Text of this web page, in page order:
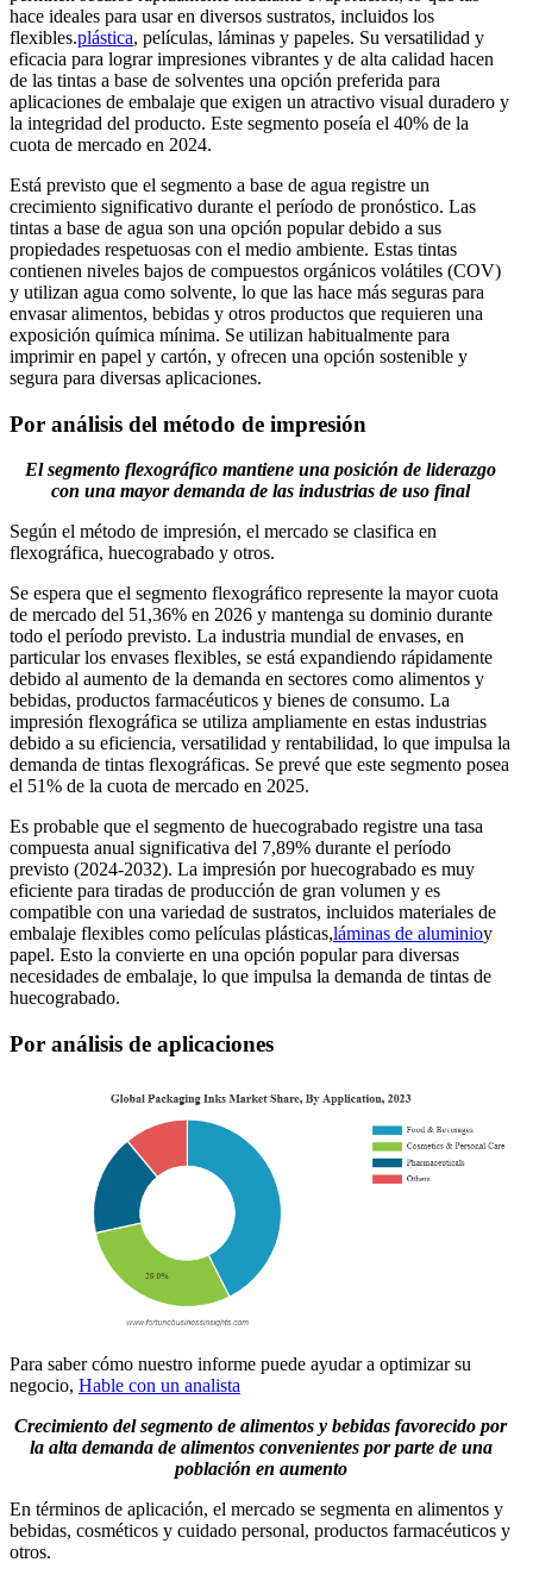
hace ideales para usar en diversos sustratos, incluidos los
flexibles.plástica, películas, láminas y papeles. Su versatilidad y
eficacia para lograr impresiones vibrantes y de alta calidad hacen
de las tintas a base de solventes una opción preferida para
aplicaciones de embalaje que exigen un atractivo visual duradero y
la integridad del producto. Este segmento poseía el 40% de la
cuota de mercado en 2024.
Está previsto que el segmento a base de agua registre un
crecimiento significativo durante el período de pronóstico. Las
tintas a base de agua son una opción popular debido a sus
propiedades respetuosas con el medio ambiente. Estas tintas
contienen niveles bajos de compuestos orgánicos volátiles (COV)
y utilizan agua como solvente, lo que las hace más seguras para
envasar alimentos, bebidas y otros productos que requieren una
exposición química mínima. Se utilizan habitualmente para
imprimir en papel y cartón, y ofrecen una opción sostenible y
segura para diversas aplicaciones.
Por análisis del método de impresión
El segmento flexográfico mantiene una posición de liderazgo
con una mayor demanda de las industrias de uso final
Según el método de impresión, el mercado se clasifica en
flexográfica, huecograbado y otros.
Se espera que el segmento flexográfico represente la mayor cuota
de mercado del 51,36% en 2026 y mantenga su dominio durante
todo el período previsto. La industria mundial de envases, en
particular los envases flexibles, se está expandiendo rápidamente
debido al aumento de la demanda en sectores como alimentos y
bebidas, productos farmacéuticos y bienes de consumo. La
impresión flexográfica se utiliza ampliamente en estas industrias
debido a su eficiencia, versatilidad y rentabilidad, lo que impulsa la
demanda de tintas flexográficas. Se prevé que este segmento posea
el 51% de la cuota de mercado en 2025.
Es probable que el segmento de huecograbado registre una tasa
compuesta anual significativa del 7,89% durante el período
previsto (2024-2032). La impresión por huecograbado es muy
eficiente para tiradas de producción de gran volumen y es
compatible con una variedad de sustratos, incluidos materiales de
embalaje flexibles como películas plásticas,láminas de aluminioy
papel. Esto la convierte en una opción popular para diversas
necesidades de embalaje, lo que impulsa la demanda de tintas de
huecograbado.
Por análisis de aplicaciones
Para saber cómo nuestro informe puede ayudar a optimizar su
negocio, Hable con un analista
Crecimiento del segmento de alimentos y bebidas favorecido por
la alta demanda de alimentos convenientes por parte de una
población en aumento
En términos de aplicación, el mercado se segmenta en alimentos y
bebidas, cosméticos y cuidado personal, productos farmacéuticos y
otros.